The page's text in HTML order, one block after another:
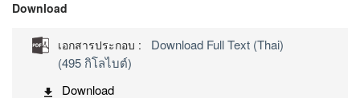
Download
เอกสารประกอบ :
Download Full Text (Thai)
(495 กิโลไบต์)
Download